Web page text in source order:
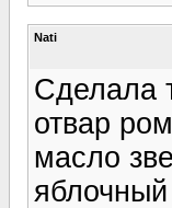
Nati
Сделала
отвар
масло